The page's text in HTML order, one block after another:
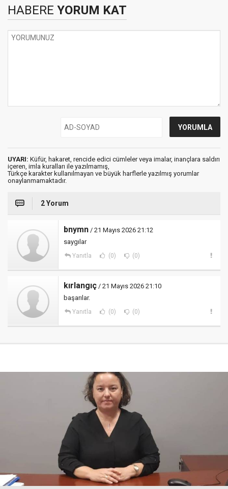
HABERE YORUM KAT
UYARI: Küfür, hakaret, rencide edici cümleler veya imalar, inançlara saldırı
içeren, imla kuralları ile yazılmamış,
Türkçe karakter kullanılmayan ve büyük harflerle yazılmış yorumlar
onaylanmamaktadır.
2 Yorum
bnymn / 21 Mayıs 2026 21:12
saygılar
Yanıtla (0) (0)
kırlangıç / 21 Mayıs 2026 21:10
başarılar.
Yanıtla (0) (0)